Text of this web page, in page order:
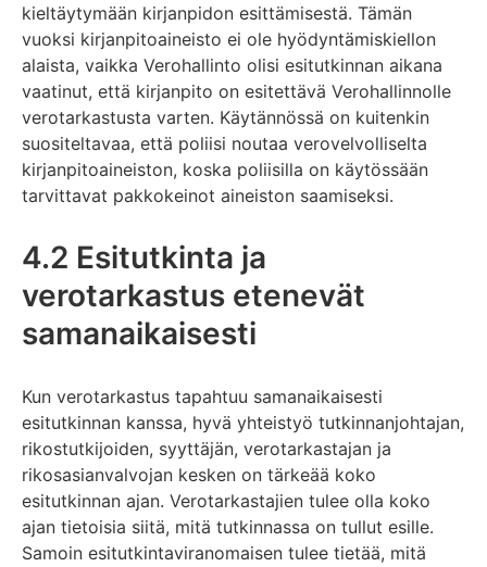
kieltäytymään kirjanpidon esittämisestä. Tämän
vuoksi kirjanpitoaineisto ei ole hyödyntämiskiellon
alaista, vaikka Verohallinto olisi esitutkinnan aikana
vaatinut, että kirjanpito on esitettävä Verohallinnolle
verotarkastusta varten. Käytännössä on kuitenkin
suositeltavaa, että poliisi noutaa verovelvolliselta
kirjanpitoaineiston, koska poliisilla on käytössään
tarvittavat pakkokeinot aineiston saamiseksi.
4.2 Esitutkinta ja
verotarkastus etenevät
samanaikaisesti
Kun verotarkastus tapahtuu samanaikaisesti
esitutkinnan kanssa, hyvä yhteistyö tutkinnanjohtajan,
rikostutkijoiden, syyttäjän, verotarkastajan ja
rikosasianvalvojan kesken on tärkeää koko
esitutkinnan ajan. Verotarkastajien tulee olla koko
ajan tietoisia siitä, mitä tutkinnassa on tullut esille.
Samoin esitutkintaviranomaisen tulee tietää, mitä